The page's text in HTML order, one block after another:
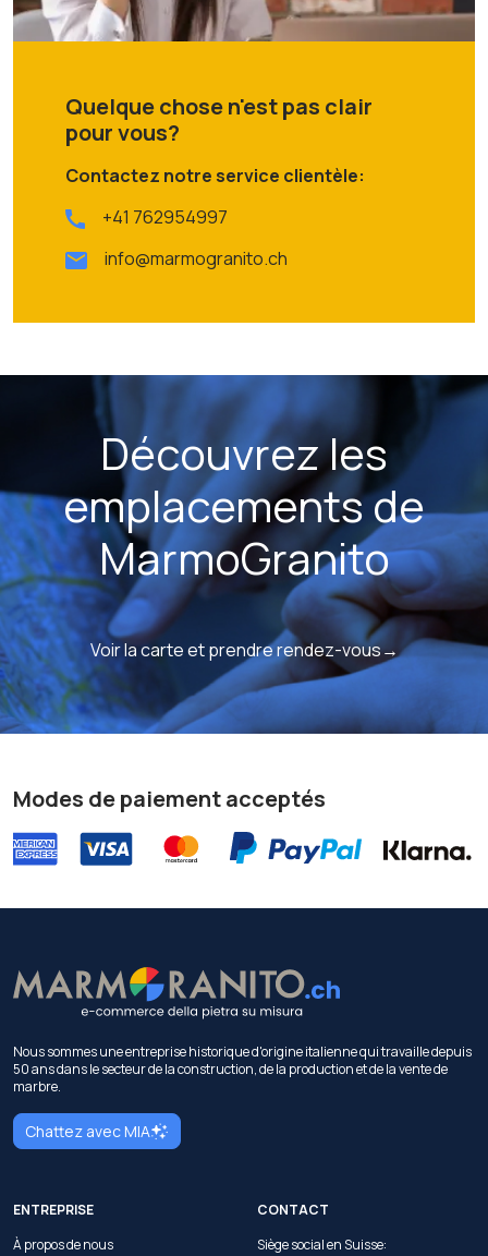
Quelque chose n'est pas clair
pour vous?
Contactez notre service clientèle:
+41 762954997
info@marmogranito.ch
Découvrez les
emplacements de
MarmoGranito
Voir la carte et prendre rendez-vous→
Modes de paiement acceptés
Nous sommes une entreprise historique d'origine italienne qui travaille depuis
50 ans dans le secteur de la construction, de la production et de la vente de
marbre.
Chattez avec MIA
ENTREPRISE
À propos de nous
CONTACT
Siège social en Suisse: